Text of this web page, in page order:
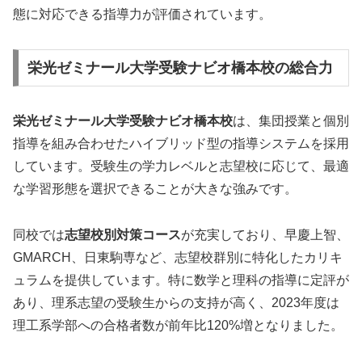
態に対応できる指導力が評価されています。
栄光ゼミナール大学受験ナビオ橋本校の総合力
栄光ゼミナール大学受験ナビオ橋本校は、集団授業と個別
指導を組み合わせたハイブリッド型の指導システムを採用
しています。受験生の学力レベルと志望校に応じて、最適
な学習形態を選択できることが大きな強みです。
同校では志望校別対策コースが充実しており、早慶上智、
GMARCH、日東駒専など、志望校群別に特化したカリキ
ュラムを提供しています。特に数学と理科の指導に定評が
あり、理系志望の受験生からの支持が高く、2023年度は
理工系学部への合格者数が前年比120%増となりました。